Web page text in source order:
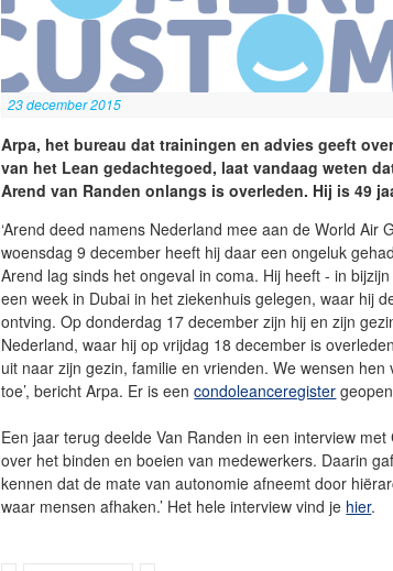
23 december 2015
Arpa, het bureau dat trainingen en advies geeft
van het Lean gedachtegoed, laat vandaag weten
Arend van Randen onlangs is overleden. Hij is 49
‘Arend deed namens Nederland mee aan de World Air
woensdag 9 december heeft hij daar een ongeluk
Arend lag sinds het ongeval in coma. Hij heeft - in
een week in Dubai in het ziekenhuis gelegen, waar hij
ontving. Op donderdag 17 december zijn hij en zijn
Nederland, waar hij op vrijdag 18 december is
uit naar zijn gezin, familie en vrienden. We wensen
toe’, bericht Arpa. Er is eencondoleanceregister
Een jaar terug deelde Van Randen in een interview
over het binden en boeien van medewerkers. Daarin
kennen dat de mate van autonomie afneemt door
waar mensen afhaken.’ Het hele interview vind je hier.